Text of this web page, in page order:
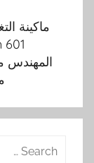
التغليف
منسي
مستلزمات